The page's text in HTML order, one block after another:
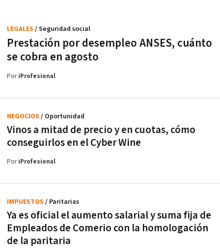
Prestación por desempleo ANSES, cuánto
se cobra en agosto
LEGALES / Seguridad social
PoriProfesional
Vinos a mitad de precio y en cuotas, cómo
conseguirlos en el Cyber Wine
NEGOCIOS / Oportunidad
PoriProfesional
Ya es oficial el aumento salarial y suma fija de
Empleados de Comerio con la homologación
de la paritaria
IMPUESTOS / Paritarias